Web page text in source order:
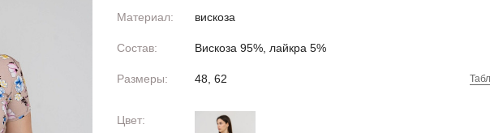
Материал: вискоза
Состав: Вискоза 95%, лайкра 5%
Размеры: 48, 62
Цвет: